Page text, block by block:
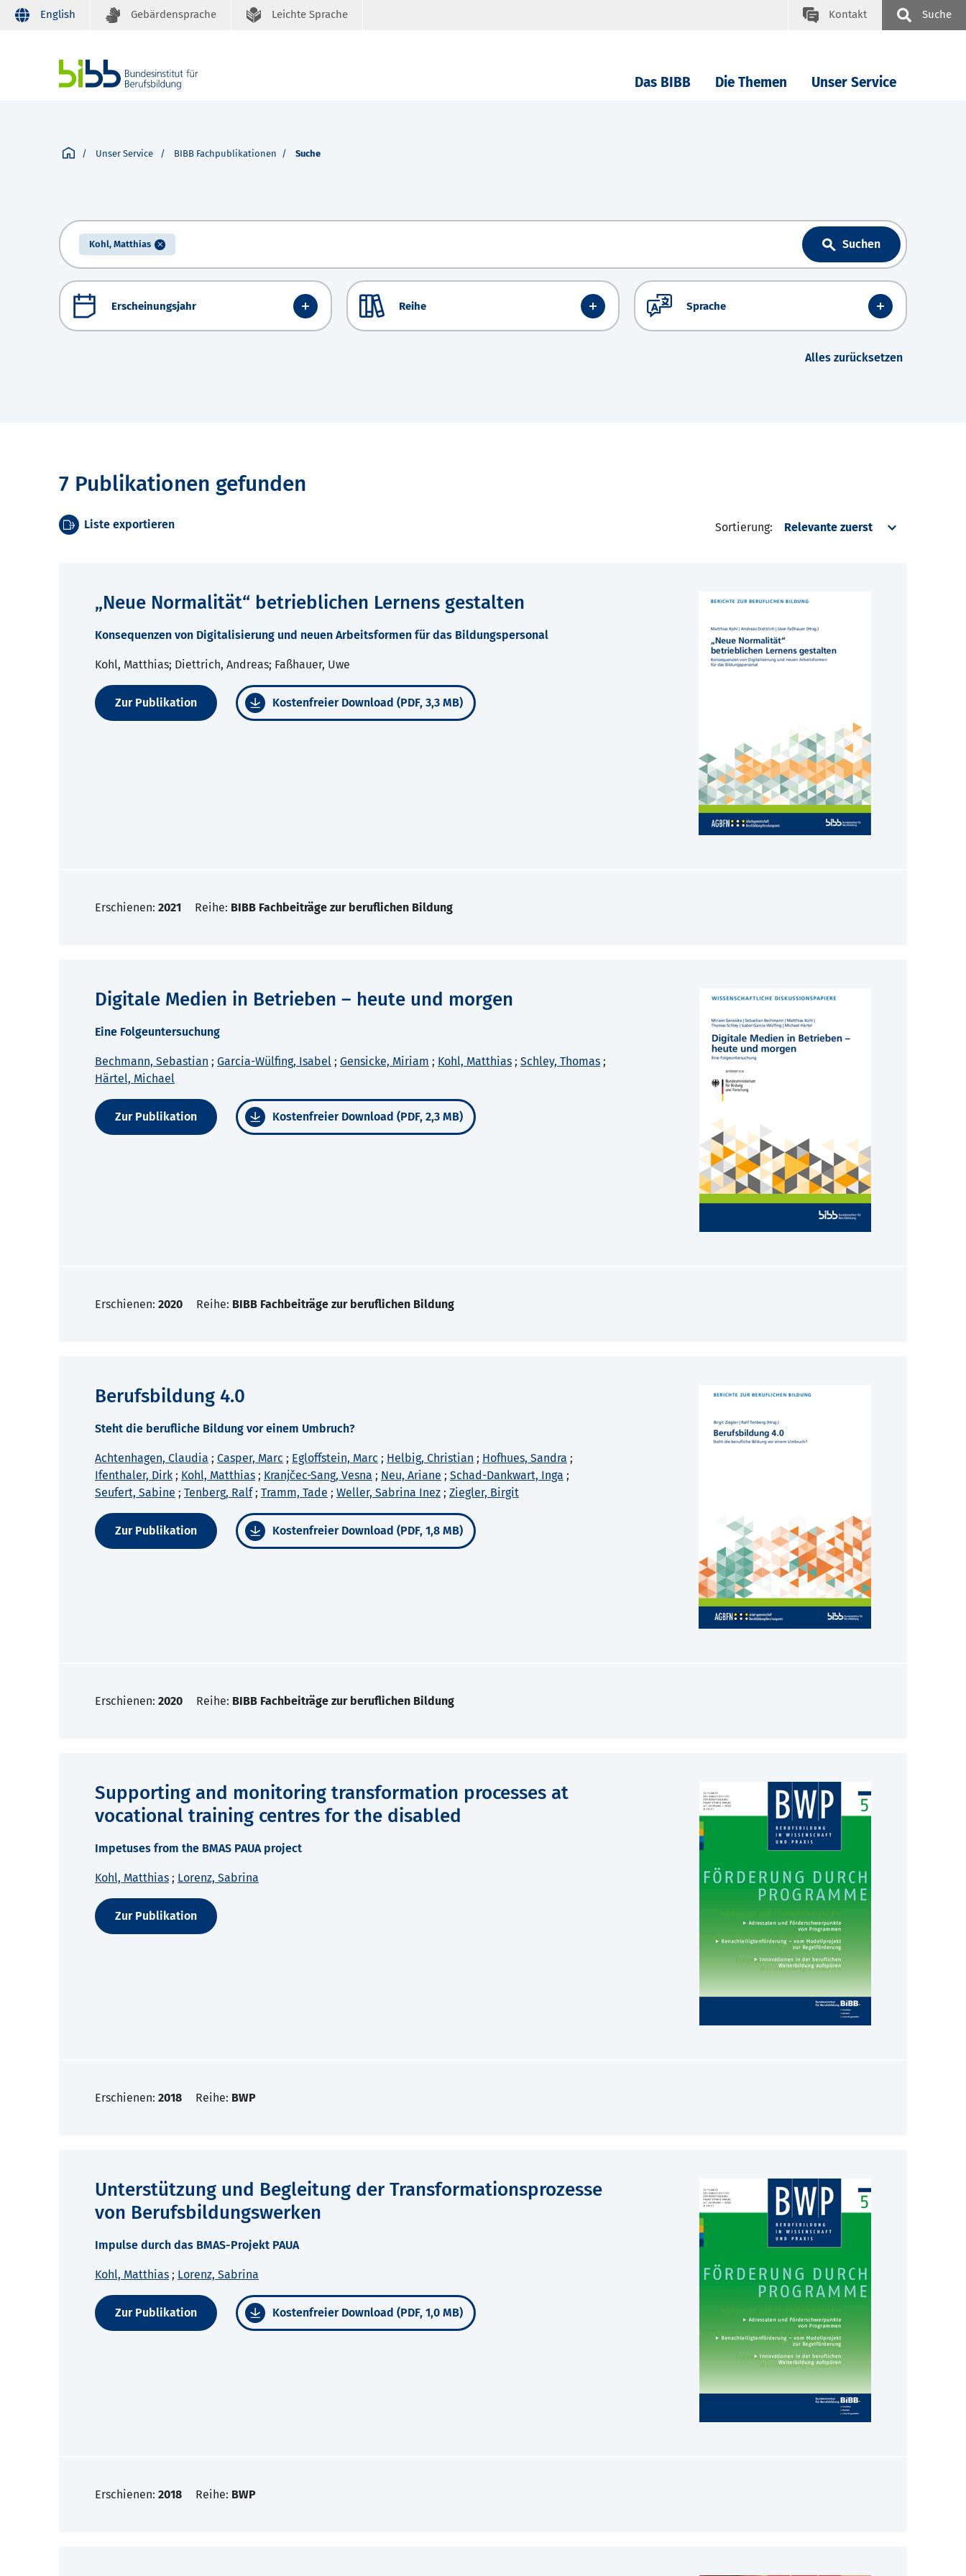
English Gebärdensprache Leichte Sprache Kontakt Suche
Das BIBB Die Themen Unser Service
Unser Service BIBB Fachpublikationen Suche
Kohl, Matthias Suchen
Erscheinungsjahr Reihe Sprache
Alles zurücksetzen
7 Publikationen gefunden
Liste exportieren Sortierung:
„Neue Normalität“ betrieblichen Lernens gestalten
Konsequenzen von Digitalisierung und neuen Arbeitsformen für das Bildungspersonal
Kohl, Matthias; Diettrich, Andreas; Faßhauer, Uwe
Zur Publikation Kostenfreier Download (PDF, 3,3 MB)
Erschienen: 2021 Reihe: BIBB Fachbeiträge zur beruflichen Bildung
Digitale Medien in Betrieben – heute und morgen
Eine Folgeuntersuchung
Bechmann, Sebastian ; Garcia-Wülfing, Isabel ; Gensicke, Miriam ; Kohl, Matthias ; Schley, Thomas ;
Härtel, Michael
Zur Publikation Kostenfreier Download (PDF, 2,3 MB)
Erschienen: 2020 Reihe: BIBB Fachbeiträge zur beruflichen Bildung
Berufsbildung 4.0
Steht die berufliche Bildung vor einem Umbruch?
Achtenhagen, Claudia ; Casper, Marc ; Egloffstein, Marc ; Helbig, Christian ; Hofhues, Sandra ;
Ifenthaler, Dirk ; Kohl, Matthias ; Kranjčec-Sang, Vesna ; Neu, Ariane ; Schad-Dankwart, Inga ;
Seufert, Sabine ; Tenberg, Ralf; Tramm, Tade ; Weller, Sabrina Inez ; Ziegler, Birgit
Zur Publikation Kostenfreier Download (PDF, 1,8 MB)
Erschienen: 2020 Reihe: BIBB Fachbeiträge zur beruflichen Bildung
Supporting and monitoring transformation processes at
vocational training centres for the disabled
Impetuses from the BMAS PAUA project
Kohl, Matthias ; Lorenz, Sabrina
Zur Publikation
Erschienen: 2018 Reihe: BWP
Unterstützung und Begleitung der Transformationsprozesse
von Berufsbildungswerken
Impulse durch das BMAS-Projekt PAUA
Kohl, Matthias ; Lorenz, Sabrina
Zur Publikation Kostenfreier Download (PDF, 1,0 MB)
Erschienen: 2018 Reihe: BWP